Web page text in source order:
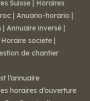
Suisse | Horaires
| Anuario-horario |
| Annuaire inversé |
Horaire societe |
de chantier
l’annuaire
horaires d’ouverture